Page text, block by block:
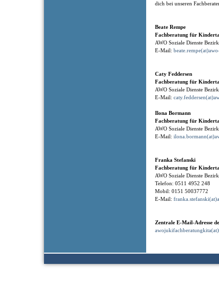
dich bei unseren
Beate Rempe
Fachberatung für
AWO Soziale Dienste
E-Mail:
Caty Feddersen
Fachberatung für
AWO Soziale Dienste
E-Mail:
Ilona Bormann
Fachberatung für
AWO Soziale Dienste
E-Mail:
Franka Stefanski
Fachberatung für
AWO Soziale Dienste
Telefon: 0511 4952 248
Mobil: 0151 50037772
E-Mail:
Zentrale E-Mail-Adresse